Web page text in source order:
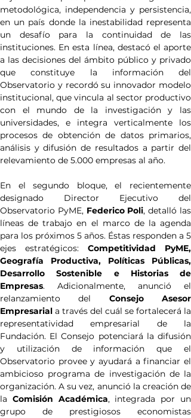
metodológica, independencia y persistencia,
en un país donde la inestabilidad representa
un desafío para la continuidad de las
instituciones. En esta línea, destacó el aporte
a las decisiones del ámbito público y privado
que constituye la información del
Observatorio y recordó su innovador modelo
institucional, que vincula al sector productivo
con el mundo de la investigación y las
universidades, e integra verticalmente los
procesos de obtención de datos primarios,
análisis y difusión de resultados a partir del
relevamiento de 5.000 empresas al año.
En el segundo bloque, el recientemente
designado Director Ejecutivo del
Observatorio PyME, Federico Poli, detalló las
líneas de trabajo en el marco de la agenda
para los próximos 5 años. Éstas responden a 5
ejes estratégicos: Competitividad PyME,
Geografía Productiva, Políticas Públicas,
Desarrollo Sostenible e Historias de
Empresas. Adicionalmente, anunció el
relanzamiento del Consejo Asesor
Empresarial a través del cuál se fortalecerá la
representatividad empresarial de la
Fundación. El Consejo potenciará la difusión
y utilización de información que el
Observatorio provee y ayudará a financiar el
ambicioso programa de investigación de la
organización. A su vez, anunció la creación de
la Comisión Académica, integrada por un
grupo de prestigiosos economistas